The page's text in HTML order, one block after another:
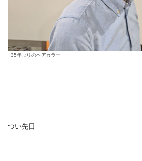
35年ぶりのヘアカラー
つい先日